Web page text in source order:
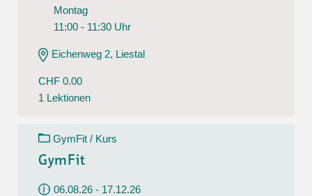
Montag
11:00 - 11:30 Uhr
Eichenweg 2, Liestal
CHF 0.00
1 Lektionen
GymFit / Kurs
GymFit
06.08.26 - 17.12.26